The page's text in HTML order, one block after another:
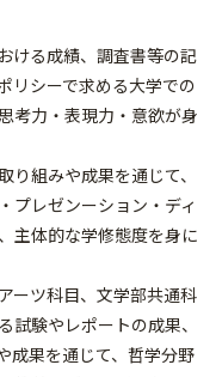
ける成績、調査書等の記
リシーで求める大学での
考力・表現力・意欲が身
組みや成果を通じて、
プレゼンーション・ディ
主体的な学修態度を身に
ーツ科目、文学部共通科
試験やレポートの成果、
成果を通じて、哲学分野